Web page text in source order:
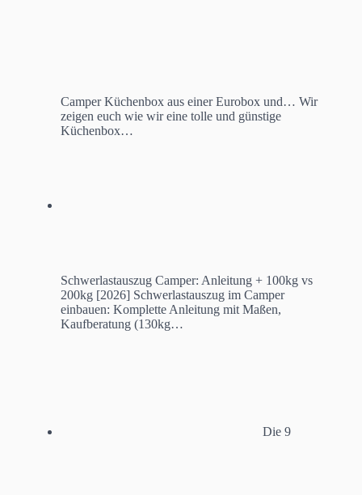
Camper Küchenbox aus einer Eurobox und… Wir
zeigen euch wie wir eine tolle und günstige
Küchenbox…
Schwerlastauszug Camper: Anleitung + 100kg vs
200kg [2026] Schwerlastauszug im Camper
einbauen: Komplette Anleitung mit Maßen,
Kaufberatung (130kg…
Die 9